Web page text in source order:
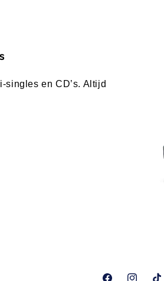
singles en CD’s. Altijd